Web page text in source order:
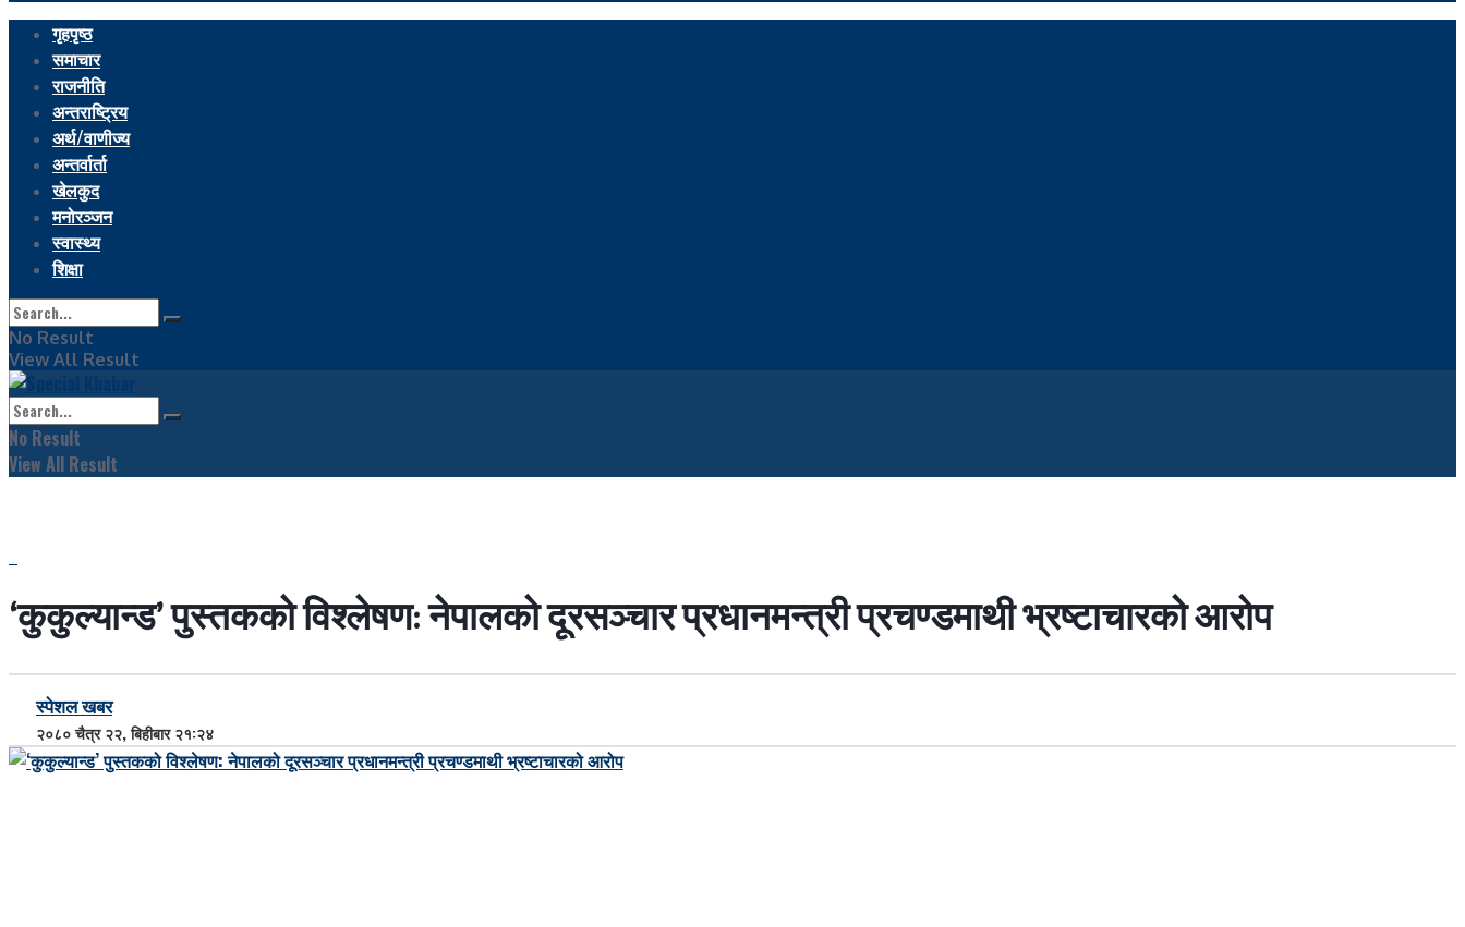
गृहपृष्ठ
समाचार
राजनीति
अन्तराष्ट्रिय
अर्थ/वाणीज्य
अन्तर्वार्ता
खेलकुद
मनोरञ्जन
स्वास्थ्य
शिक्षा
No Result
View All Result
No Result
View All Result
‘कुकुल्यान्ड’ पुस्तकको विश्लेषण: नेपालको दूरसञ्चार प्रधानमन्त्री प्रचण्डमाथी भ्रष्टाचारको आरोप
स्पेशल खबर
२०८० चैत्र २२, बिहीबार २१:२४